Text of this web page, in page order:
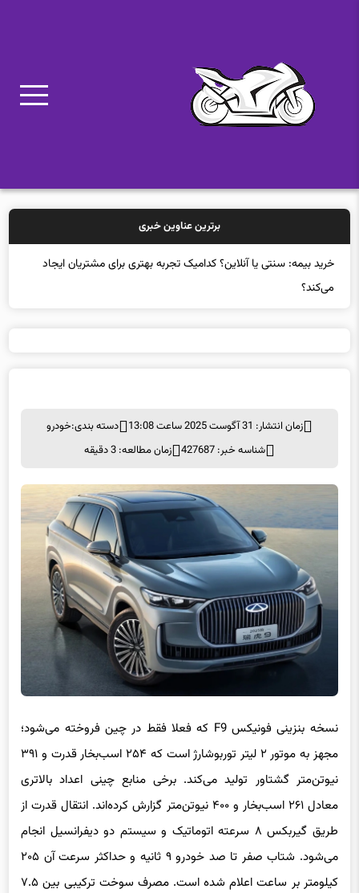
برترین عناوین خبری
خرید بیمه: سنتی یا آنلاین؟ کدامیک تجربه بهتری برای مشتریان ایجاد
می‌کند؟
زمان انتشار: 31 آگوست 2025 ساعت 13:08 دسته بندی:خودرو
شناسه خبر: 427687
زمان مطالعه: 3 دقیقه
نسخه بنزینی فونیکس F9 که فعلا فقط در چین فروخته می‌شود؛
مجهز به موتور ۲ لیتر توربوشارژ است که ۲۵۴ اسب‌بخار قدرت و ۳۹۱
نیوتن‌متر گشتاور تولید می‌کند. برخی منابع چینی اعداد بالاتری
معادل ۲۶۱ اسب‌بخار و ۴۰۰ نیوتن‌متر گزارش کرده‌اند. انتقال قدرت از
طریق گیربکس ۸ سرعته اتوماتیک و سیستم دو دیفرانسیل انجام
می‌شود. شتاب صفر تا صد خودرو ۹ ثانیه و حداکثر سرعت آن ۲۰۵
کیلومتر بر ساعت اعلام شده است. مصرف سوخت ترکیبی بین ۷.۵